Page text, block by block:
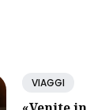
VIAGGI